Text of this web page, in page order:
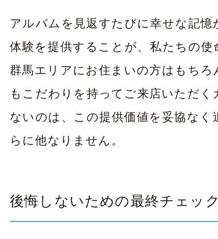
大宮店
大宮店
アルバムを見返すたびに幸せな記憶
体験を提供することが、私たちの使
群馬エリアにお住まいの方はもちろ
もこだわりを持ってご来店いただ
ないのは、この提供価値を妥協なく
らに他なりません。
後悔しないための最終チェッ